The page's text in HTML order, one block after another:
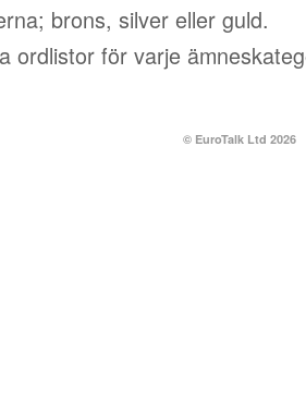
brons, silver eller guld.
ordlistor för varje
© EuroTalk Ltd 2026